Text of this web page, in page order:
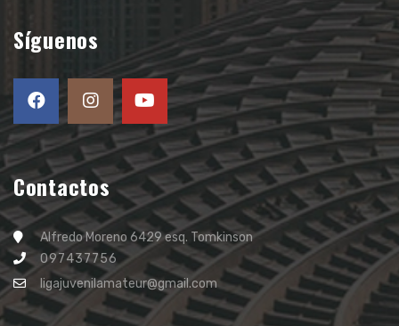
Síguenos
Contactos
Alfredo Moreno 6429 esq. Tomkinson
097437756
ligajuvenilamateur@gmail.com